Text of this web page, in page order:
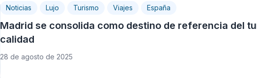
Noticias Lujo Turismo Viajes España
Madrid se consolida como destino de referencia del
calidad
28 de agosto de 2025